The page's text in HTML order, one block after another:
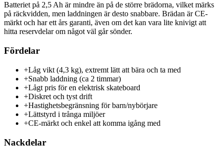
Batteriet på 2,5 Ah är mindre än på de större brädorna, vilket märks
på räckvidden, men laddningen är desto snabbare. Brädan är CE-
märkt och har ett års garanti, även om det kan vara lite knivigt att
hitta reservdelar om något väl går sönder.
Fördelar
+Låg vikt (4,3 kg), extremt lätt att bära och ta med
+Snabb laddning (ca 2 timmar)
+Lågt pris för en elektrisk skateboard
+Diskret och tyst drift
+Hastighetsbegränsning för barn/nybörjare
+Lättstyrd i trånga miljöer
+CE-märkt och enkel att komma igång med
Nackdelar